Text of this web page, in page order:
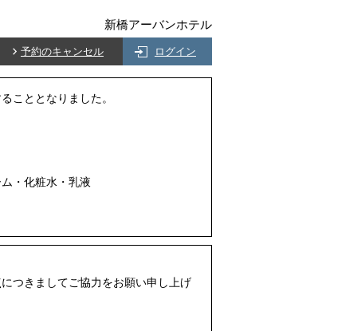
新橋アーバンホテル
予約のキャンセル ログイン
こととなりました。
・化粧水・乳液
つきましてご協力をお願い申し上げ